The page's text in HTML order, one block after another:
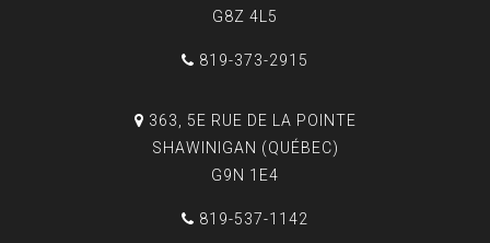
G8Z 4L5
819-373-2915
363, 5E RUE DE LA POINTE
SHAWINIGAN (QUÉBEC)
G9N 1E4
819-537-1142